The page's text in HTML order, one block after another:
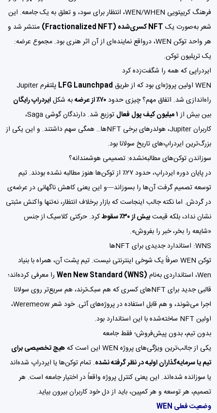
فرهنگ کریپتویی WEN/WHEN، انتظار برای سود، و تعلق به یک جامعه. این
شعر به‌صورت یک NFT کسری‌شده (Fractionalized NFT)
منتشر شد و
هر واحد توکن WEN، درواقع نماینده‌ای از آن اثر هنری بود. مجموع عرضه:
یک تریلیون توکن.
ایردراپی که همه را شگفت‌زده کرد
WEN اولین پروژه‌ای بود که از طریق
LFG Launchpad
پلتفرم Jupiter
راه‌اندازی شد. اتفاق مهم؟ چیزی حدود۷۰٪ از عرضه به شکلایردراپ رایگان
بین بیش از ۱ میلیون کیف پول فعال
توزیع شد. دارندگان گوشی Saga،
کاربران Jupiter، هولدرهای برخی NFTها… همگی سهم داشتند. و این یکی از
بزرگ‌ترین ایردراپ‌های تاریخ سولانا بود.
سوزاندن توکن‌های مطالبه‌نشده: تصمیمی هوشمندانه؟
در پایان دوره ایردراپ، حدود ۲۷٪ از توکن‌ها هنوز مطالبه نشده بودند. تیم
توسعه تصمیم گرفت آن‌ها را بسوزاند—و این یعنی کاهش ناگهانی در عرضه‌ی
در گردش. اما نکته جالب اینجاست که بازار برخلاف انتظار، نه‌تنها واکنش مثبتی
نشان نداد، بلکه قیمتبیش از ۳۰٪ سقوط
کرد. حرکتی کلاسیک از جنس
«شایعه را بخر، خبر را بفروش».
WNS: استاندارد جدیدی برای NFTها
توکن WEN صرفاً یک شوخی اینترنتی نیست. تیم پشت آن، همراه با بنیاد
Wen، استانداردی به‌نام
Wen New Standard (WNS) را معرفی کرده‌اند؛
قالبی جدید برای NFTهای کسری که هم سبک‌ترند، هم سریع‌تر روی سولانا
اجرا می‌شوند، و هم قابل استفاده در پروژه‌های آتی. خود شعر Weremeow،
اولین NFT ساخته‌شده با این استاندارد بود.
بدون تیم، بدون پیش‌فروش؛ فقط جامعه
یکی از جالب‌ترین ویژگی‌های پروژه WEN این است که
هیچ تخصیصی برای
تیم یا سرمایه‌گذاران اولیه در نظر گرفته نشده. تمام توکن‌ها یا ایردراپ شده‌اند
یا سوزانده شده‌اند. این یعنی کنترل پروژه واقعاً در اختیار جامعه است. هر
تصمیم، هر توسعه و هر کمپین، باید از دل خود کاربران بیرون بیاید.
وضعیت فعلی WEN